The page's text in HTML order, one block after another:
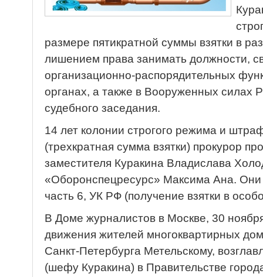
размере пятикратной суммы взятки в
лишением права занимать должности,
организационно-распорядительных
органах, а также в Вооруженных силах
судебного заседания.
14 лет колонии строгого режима и
(трехкратная сумма взятки) прокурор
заместителя Куракина Владислава
«Оборонспецресурс» Максима Ана. Они
часть 6, УК РФ (получение взятки в
В Доме журналистов в Москве, 30
движения жителей многоквартирных
Санкт-Петербурга Метельскому,
(шефу Куракина) в Правительстве